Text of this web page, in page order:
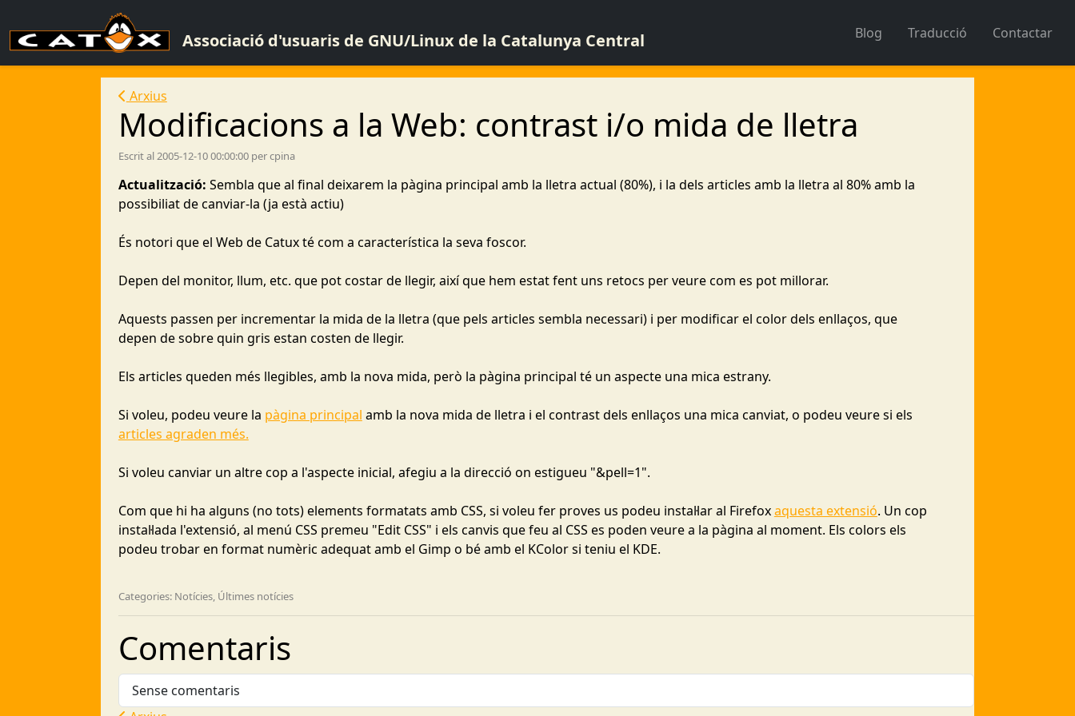
Associació d'usuaris de GNU/Linux de la Catalunya Central Blog Traducció Contactar
Arxius
Modificacions a la Web: contrast i/o mida de lletra
Escrit al 2005-12-10 00:00:00 per cpina
Actualització: Sembla que al final deixarem la pàgina principal amb la lletra actual (80%), i la dels articles amb la lletra al 80% amb la
possibiliat de canviar-la (ja està actiu)
És notori que el Web de Catux té com a característica la seva foscor.
Depen del monitor, llum, etc. que pot costar de llegir, així que hem estat fent uns retocs per veure com es pot millorar.
Aquests passen per incrementar la mida de la lletra (que pels articles sembla necessari) i per modificar el color dels enllaços, que
depen de sobre quin gris estan costen de llegir.
Els articles queden més llegibles, amb la nova mida, però la pàgina principal té un aspecte una mica estrany.
Si voleu, podeu veure la pàgina principal amb la nova mida de lletra i el contrast dels enllaços una mica canviat, o podeu veure si els
articles agraden més.
Si voleu canviar un altre cop a l'aspecte inicial, afegiu a la direcció on estigueu "&pell=1".
Com que hi ha alguns (no tots) elements formatats amb CSS, si voleu fer proves us podeu instal·lar al Firefoxaquesta extensió. Un cop
instal·lada l'extensió, al menú CSS premeu "Edit CSS" i els canvis que feu al CSS es poden veure a la pàgina al moment. Els colors els
podeu trobar en format numèric adequat amb el Gimp o bé amb el KColor si teniu el KDE.
Categories: Notícies, Últimes notícies
Comentaris
Sense comentaris